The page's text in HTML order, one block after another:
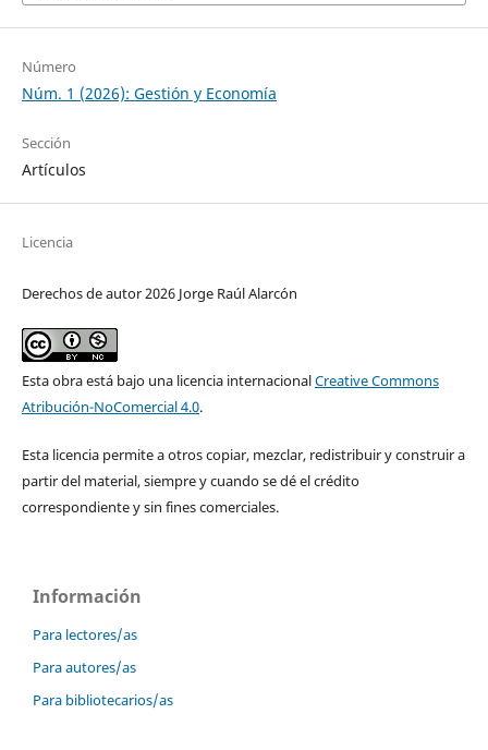
Número
Núm. 1 (2026): Gestión y Economía
Sección
Artículos
Licencia
Derechos de autor 2026 Jorge Raúl Alarcón
Esta obra está bajo una licencia internacionalCreative Commons
Atribución-NoComercial 4.0.
Esta licencia permite a otros copiar, mezclar, redistribuir y construir a
partir del material, siempre y cuando se dé el crédito
correspondiente y sin fines comerciales.
Información
Para lectores/as
Para autores/as
Para bibliotecarios/as